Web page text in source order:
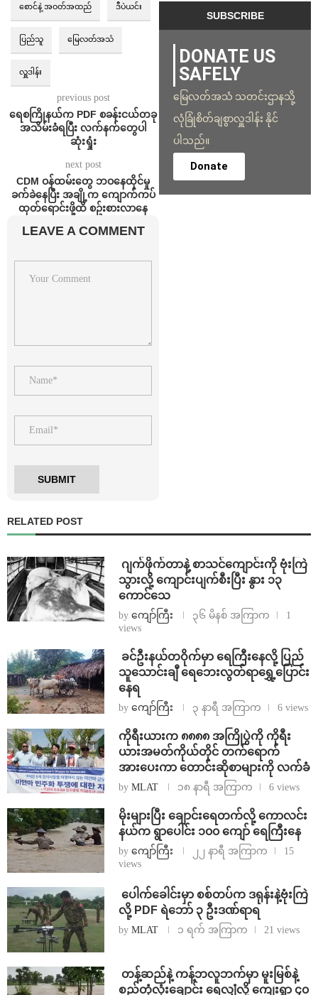
စောင်နဲ့ အဝတ်အထည် ဒီပဲယင်း
ပြည်သူ မြေလတ်အသံ
လှူဒါန်း
previous post
ရေစကြိုနယ်က PDF စခန်းငယ်တခု
အသိမ်းခံရပြီး လက်နက်တွေပါ
ဆုံးရှုံး
next post
CDM ဝန်ထမ်းတွေ ဘဝနေထိုင်မှု
ခက်ခဲနေပြီး အချို့က ကျောက်ကပ်
ထုတ်ရောင်းဖို့ထိ စဥ်းစားလာနေ
LEAVE A COMMENT
DONATE US
SAFELY
မြေလတ်အသံ သတင်းဌာနသို့
လုံခြုံစိတ်ချစွာလှူဒါန်း နိုင်
ပါသည်။
Donate
RELATED POST
⁨⁩ ⁨ဂျက်ဖိုက်တာနဲ့ စာသင်ကျောင်းကို ဗုံးကြဲ
သွားလို့ ကျောင်းပျက်စီးပြီး နွား ၁၃
ကောင်သေ
by ကျော်ကြီး ၃၆ မိနစ် အကြာက
1
views
⁩ ⁨ခင်ဦးနယ်တဝိုက်မှာ ရေကြီးနေလို့ ပြည်
သူသောင်းချီ ရေဘေးလွတ်ရာရွှေ့ပြောင်း
နေရ
by ကျော်ကြီး ၃ နာရီ အကြာက 6 views
ကိုရီးယားက ၈၈၈၈ အကြိုပွဲကို ကိုရီး
ယားအမတ်ကိုယ်တိုင် တက်ရောက်
အားပေးကာ တောင်းဆိုစာများကို လက်ခံ
by MLAT ၁၈ နာရီ အကြာက 6 views
⁨မိုးများပြီး ချောင်းရေတက်လို့ ကောလင်း
နယ်က ရွာပေါင်း ၁၀၀ ကျော် ရေကြီးနေ
by ကျော်ကြီး ၂၂ နာရီ အကြာက
15
views
⁩ ⁨ပေါက်ခေါင်းမှာ စစ်တပ်က ဒရုန်းနဲ့ဗုံးကြဲ
လို့ PDF ရဲဘော် ၃ ဦးဒဏ်ရာရ
by MLAT ၁ ရက် အကြာက 21 views
⁩ ⁨တန့်ဆည်နဲ့ ကန့်ဘလူဘက်မှာ မူးမြစ်နဲ့
စည်တုံလုံးချောင်း ရေလျှံလို့ ကျေးရွာ ၄၀